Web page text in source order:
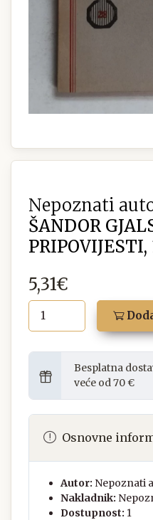
Nepoznati
ŠANDOR
PRIPOVIJESTI,
5,31€
Besplatna
veće od 70 €
Osnovne
Autor: Nepoznati
Nakladnik:
Dostupnost: 1